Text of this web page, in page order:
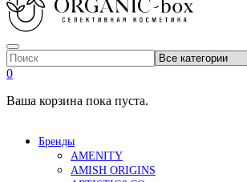
0
Ваша корзина пока пуста.
Бренды
AMENITY
AMISH ORIGINS